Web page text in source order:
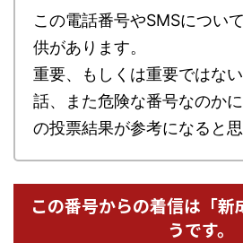
この電話番号やSMSについ
供があります。
重要、もしくは重要ではな
話、また危険な番号なのか
の投票結果が参考になると思
この番号からの着信は「新
うです。